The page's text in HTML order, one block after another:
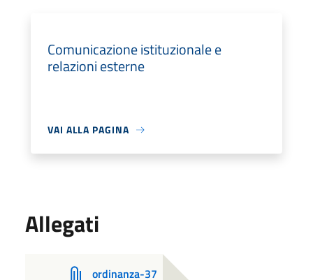
Comunicazione istituzionale e
relazioni esterne
VAI ALLA PAGINA
Allegati
ordinanza-37